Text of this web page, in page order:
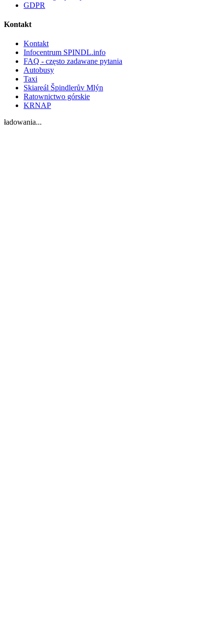
GDPR
Kontakt
Kontakt
Infocentrum SPINDL.info
FAQ - często zadawane pytania
Autobusy
Taxi
Skiareál Špindlerův Mlýn
Ratownictwo górskie
KRNAP
ładowania...